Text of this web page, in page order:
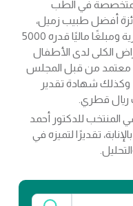
في الطب
أفضل طبيب زميل،
والتي شملت شهادة تقدير وهدية رمزية ومبلغًا ماليًا قدره 5000
الكلى لدى الأطفال
معتمد من قبل المجلس
وكذلك شهادة تقدير
المنتخب للدكتور أحمد
تقديرًا لتميزه في